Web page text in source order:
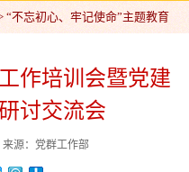
“不忘初心、牢记使命”主题教育
作培训会暨党建
讨交流会
源：党群工作部